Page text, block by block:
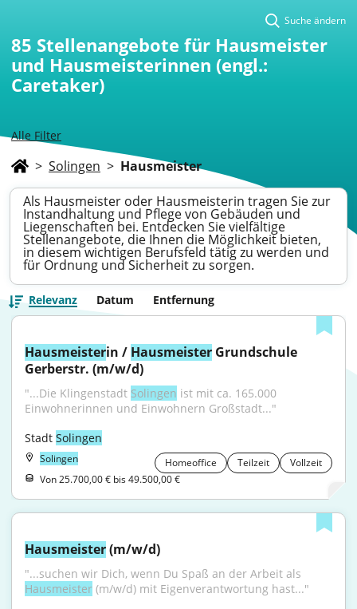
Alle Filter
Suche ändern
85 Stellenangebote für Hausmeister
und Hausmeisterinnen (engl.:
Caretaker)
> Solingen > Hausmeister
Als Hausmeister oder Hausmeisterin tragen Sie zur
Instandhaltung und Pflege von Gebäuden und
Liegenschaften bei. Entdecken Sie vielfältige
Stellenangebote, die Ihnen die Möglichkeit bieten,
in diesem wichtigen Berufsfeld tätig zu werden und
für Ordnung und Sicherheit zu sorgen.
Relevanz Datum Entfernung
Hausmeisterin / Hausmeister Grundschule
Gerberstr. (m/w/d)
"...Die Klingenstadt Solingen ist mit ca. 165.000
Einwohnerinnen und Einwohnern Großstadt..."
Stadt Solingen
Solingen Homeoffice Teilzeit
Vollzeit
Von 25.700,00 € bis 49.500,00 €
Hausmeister (m/w/d)
Hausmeister (m/w/d) mit Eigenverantwortung hast..."